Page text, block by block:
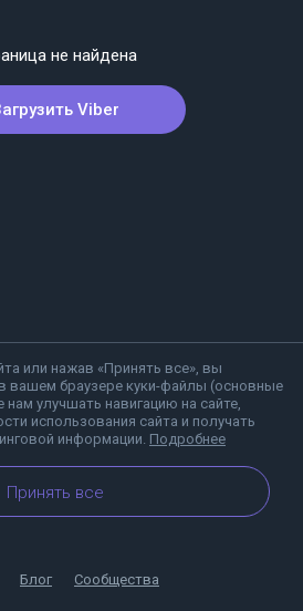
или нажав «Принять все», вы
вашем браузере куки-файлы (основные
улучшать навигацию на сайте,
использования сайта и получать
информации. Подробнее
Принять все
не найдена
Viber
Блог Сообщества